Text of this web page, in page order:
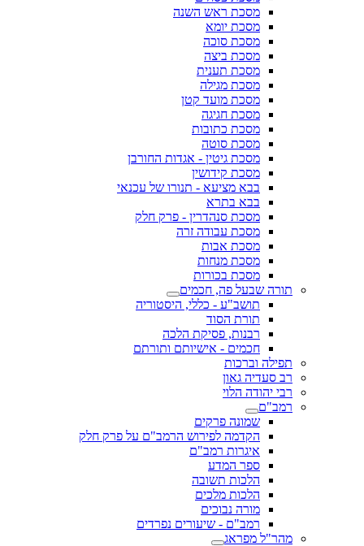
מסכת ראש השנה
מסכת יומא
מסכת סוכה
מסכת ביצה
מסכת תענית
מסכת מגילה
מסכת מועד קטן
מסכת חגיגה
מסכת כתובות
מסכת סוטה
מסכת גיטין - אגדות החורבן
מסכת קידושין
בבא מציעא - תנורו של עכנאי
בבא בתרא
מסכת סנהדרין - פרק חלק
מסכת עבודה זרה
מסכת אבות
מסכת מנחות
מסכת בכורות
תורה שבעל פה, חכמים
תושב"ע - כללי, היסטוריה
תורת הסוד
רבנות, פסיקת הלכה
חכמים - אישיותם ותורתם
תפילה וברכות
רב סעדיה גאון
רבי יהודה הלוי
רמב"ם
שמונה פרקים
הקדמה לפירוש הרמב"ם על פרק חלק
איגרות רמב"ם
ספר המדע
הלכות תשובה
הלכות מלכים
מורה נבוכים
רמב"ם - שיעורים נפרדים
מהר"ל מפראג